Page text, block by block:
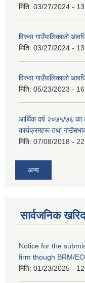
मिति: 03/27/2024 -
विरुवा गाउँपालिकाको
मिति: 03/27/2024 -
विरुवा गाउँपालिकाको
मिति: 05/23/2023 -
आर्थिक वर्ष २०७५/७६ का
कार्यक्रमहरू तथा
मिति: 07/08/2018 -
अन्य
सार्वजनिक
Notice for the
firm though BRM/
मिति: 01/23/2025 -